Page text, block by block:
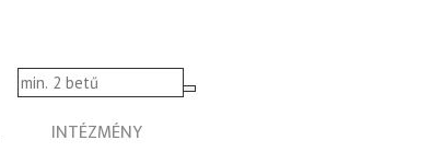
INTÉZMÉNY